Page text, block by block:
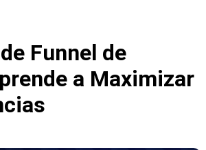
Funnel de
a Maximizar